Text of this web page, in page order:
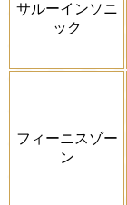
サルーインソニ
ック
フィーニスゾー
ン